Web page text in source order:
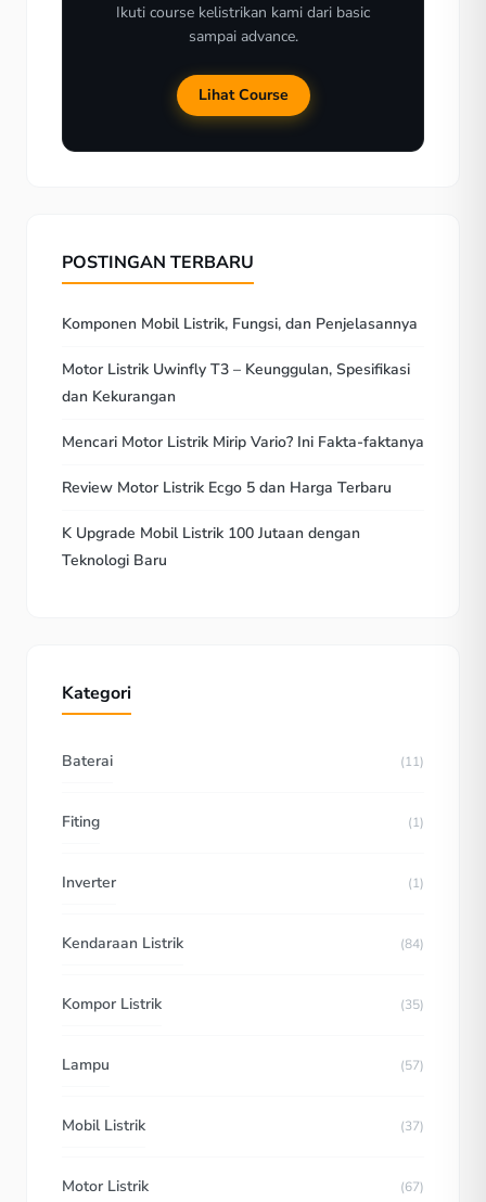
Ikuti course kelistrikan kami dari basic
sampai advance.
Lihat Course
POSTINGAN TERBARU
Komponen Mobil Listrik, Fungsi, dan Penjelasannya
Motor Listrik Uwinfly T3 – Keunggulan, Spesifikasi
dan Kekurangan
Mencari Motor Listrik Mirip Vario? Ini Fakta-faktanya
Review Motor Listrik Ecgo 5 dan Harga Terbaru
K Upgrade Mobil Listrik 100 Jutaan dengan
Teknologi Baru
Kategori
Baterai (11)
Fiting (1)
Inverter (1)
Kendaraan Listrik (84)
Kompor Listrik (35)
Lampu (57)
Mobil Listrik (37)
Motor Listrik (67)